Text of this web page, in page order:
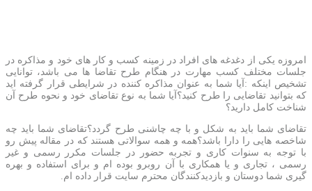
امروزه یکی از دغدغه های افراد در زمینه کسب و کار های خود و مذاکره در
جلسات مختلف کسب مهارت در هنگام طرح تقاضا ها می باشد، توانایی
تشخیص اینکه :آیا شما به عنوان مذاکره کننده در شرایطی قرار گرفته اید
که بتوانید تقاضایی را طرح کنید؟آیا شما به نوع تقاضای خود و نحوه طرح آن
شناخت کامل دارید؟
تقاضای شما باید به شکل و با چه چاشنی طرح گردد؟تقاضای شما باید چه
شاخصه هایی را دارا باشد؟همه و همه سوالاتی هستند که در مقاله پیش رو
با توجه به سنوات کاری و تجربه حضور در جلسات مکرر رسمی و غیر
رسمی ، تجاری و یا همکاری با آن روبرو بوده ام و برای استفاده و بهره
گیری شما دوستان و بازدیدکنندگان محترم سایت قرار داده ام.